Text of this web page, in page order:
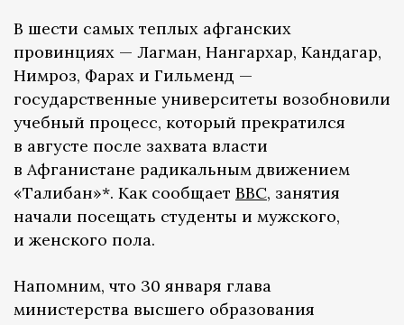
В шести самых теплых афганских
провинциях — Лагман, Нангархар, Кандагар,
Нимроз, Фарах и Гильменд —
государственные университеты возобновили
учебный процесс, который прекратился
в августе после захвата власти
в Афганистане радикальным движением
«Талибан»*. Как сообщает ВВС, занятия
начали посещать студенты и мужского,
и женского пола.
Напомним, что 30 января глава
министерства высшего образования